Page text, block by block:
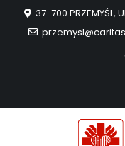
37-700 PRZEMYŚL,